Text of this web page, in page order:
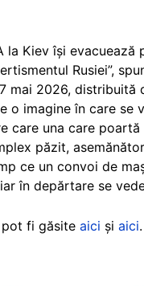
la Kiev își evacuează
Rusiei”,
mai 2026, distribuită
o imagine în care se
care una care
păzit,
ce un convoi de
în depărtare se
pot fi găsite aici și aici.